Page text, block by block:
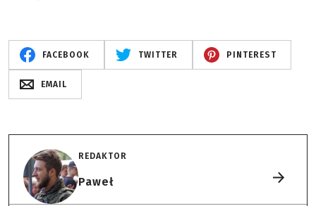
FACEBOOK TWITTER PINTEREST
EMAIL
REDAKTOR
Paweł